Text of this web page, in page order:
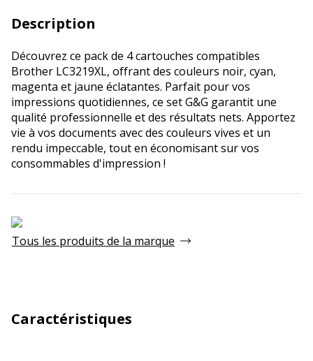
Description
Découvrez ce pack de 4 cartouches compatibles
Brother LC3219XL, offrant des couleurs noir, cyan,
magenta et jaune éclatantes. Parfait pour vos
impressions quotidiennes, ce set G&G garantit une
qualité professionnelle et des résultats nets. Apportez
vie à vos documents avec des couleurs vives et un
rendu impeccable, tout en économisant sur vos
consommables d'impression !
Tous les produits de la marque
Caractéristiques